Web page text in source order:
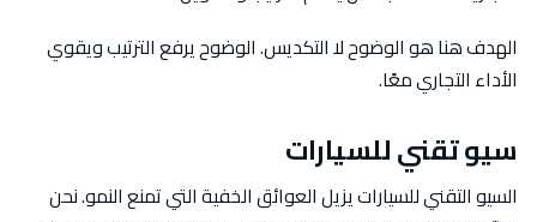
الهدف هنا هو الوضوح لا التكديس. الوضوح يرفع الترتيب ويقوي
الأداء التجاري معًا.
سيو تقني للسيارات
السيو التقني للسيارات يزيل العوائق الخفية التي تمنع النمو. نحن